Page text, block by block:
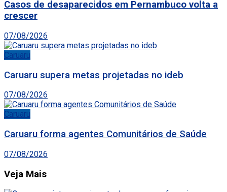
Casos de desaparecidos em Pernambuco volta a
crescer
07/08/2026
Caruaru
Caruaru supera metas projetadas no ideb
07/08/2026
Caruaru
Caruaru forma agentes Comunitários de Saúde
07/08/2026
Veja Mais